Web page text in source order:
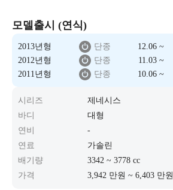
모델출시 (연식)
2013년형 단종 12.06 ~
2012년형
단종 11.03 ~
2011년형
단종 10.06 ~
시리즈
제네시스
바디
대형
연비
-
연료
가솔린
배기량
3342 ~ 3778 cc
가격
3,942 만원 ~ 6,403 만원